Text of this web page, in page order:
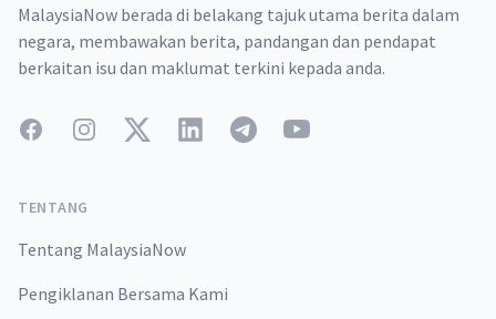
MalaysiaNow berada di belakang tajuk utama berita dalam
negara, membawakan berita, pandangan dan pendapat
berkaitan isu dan maklumat terkini kepada anda.
FacebookInstagramTwitterLinkedInTelegramYouTube
TENTANG
Tentang MalaysiaNow
Pengiklanan Bersama Kami